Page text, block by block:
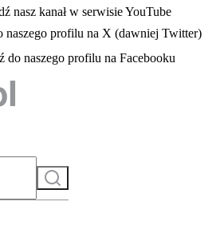
się w nowej karcie
nasz kanał w serwisie YouTube
karcie
naszego profilu na X (dawniej Twitter)
się w nowej karcie
do naszego profilu na Facebooku
Szukaj
do serwisu